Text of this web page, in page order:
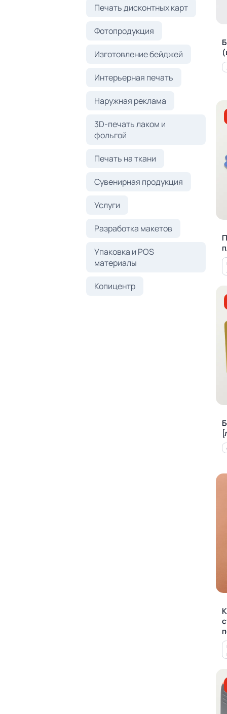
Печать дисконтных карт
Фотопродукция
Изготовление бейджей
Интерьерная печать
Наружная реклама
3D-печать лаком и
фольгой
Печать на ткани
Сувенирная продукция
Услуги
Разработка макетов
Упаковка и POS
материалы
Копицентр